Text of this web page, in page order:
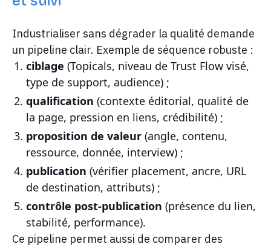
Industrialiser sans dégrader la qualité demande
un pipeline clair. Exemple de séquence robuste :
ciblage (Topicals, niveau de Trust Flow visé,
type de support, audience) ;
qualification (contexte éditorial, qualité de
la page, pression en liens, crédibilité) ;
proposition de valeur (angle, contenu,
ressource, donnée, interview) ;
publication (vérifier placement, ancre, URL
de destination, attributs) ;
contrôle post-publication (présence du lien,
stabilité, performance).
Ce pipeline permet aussi de comparer des